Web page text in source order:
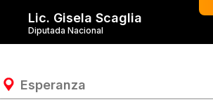
Diputada Nacional
Lic. Gisela Scaglia
Esperanza